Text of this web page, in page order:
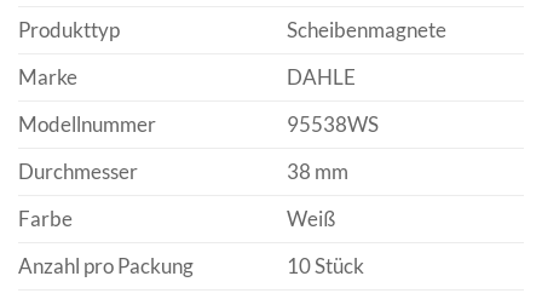
Produkttyp
Scheibenmagnete
Marke
DAHLE
Modellnummer
95538WS
Durchmesser
38 mm
Farbe
Weiß
Anzahl pro Packung
10 Stück